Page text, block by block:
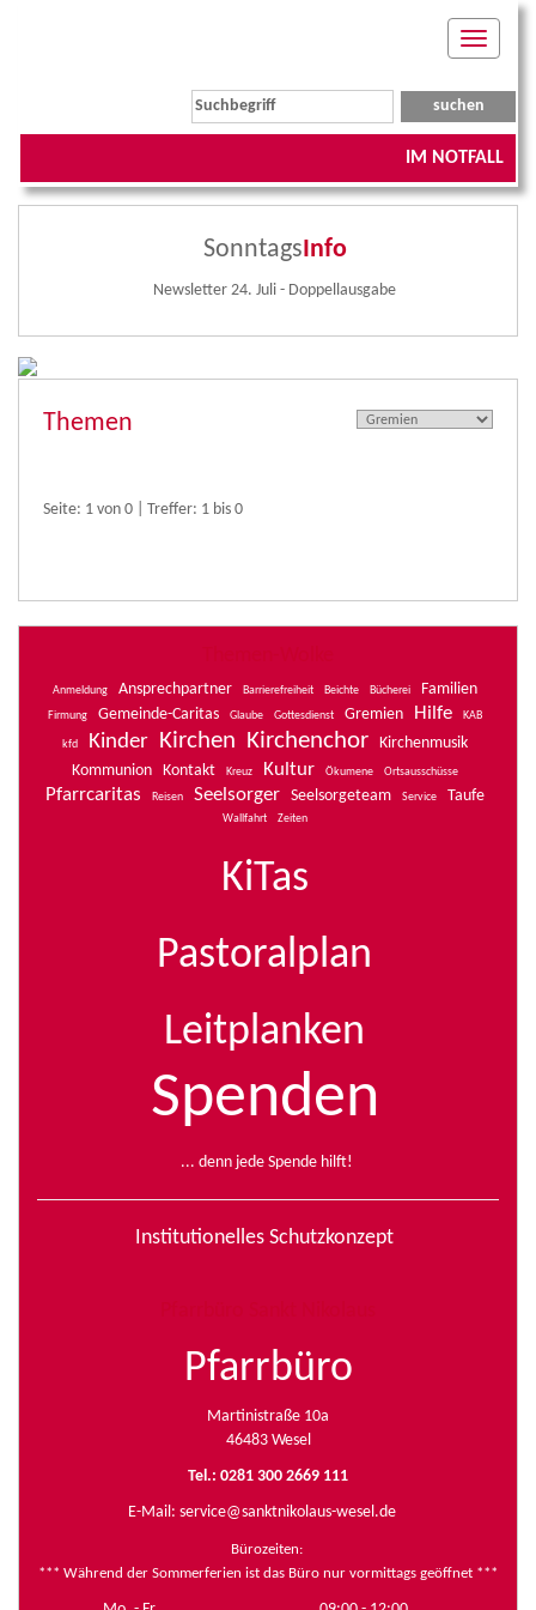
Toggle
IM NOTFALL
SonntagsInfo
Newsletter 24. Juli - Doppellausgabe
Themen
Seite: 1 von 0 | Treffer: 1 bis 0
Anmeldung Ansprechpartner Barrierefreiheit Beichte Bücherei Familien
Firmung Gemeinde-Caritas Glaube Gottesdienst Gremien Hilfe KAB
kfd Kinder Kirchen Kirchenchor
Kirchenmusik
Kommunion
Kontakt Kreuz Kultur Ökumene Ortsausschüsse
Pfarrcaritas Reisen Seelsorger Seelsorgeteam Service Taufe
Wallfahrt Zeiten
KiTas
Pastoralplan
Leitplanken
Spenden
... denn jede Spende hilft!
Institutionelles Schutzkonzept
Pfarrbüro
Martinistraße 10a
46483 Wesel
Tel.: 0281 300 2669 111
E-Mail: service@sanktnikolaus-wesel.de
Bürozeiten:
*** Während der Sommerferien ist das Büro nur vormittags geöffnet ***